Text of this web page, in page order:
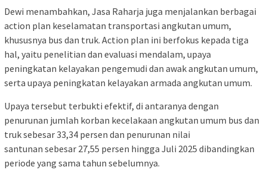
Dewi menambahkan, Jasa Raharja juga menjalankan berbagai
action plan keselamatan transportasi angkutan umum,
khususnya bus dan truk. Action plan ini berfokus kepada tiga
hal, yaitu penelitian dan evaluasi mendalam, upaya
peningkatan kelayakan pengemudi dan awak angkutan umum,
serta upaya peningkatan kelayakan armada angkutan umum.
Upaya tersebut terbukti efektif, di antaranya dengan
penurunan jumlah korban kecelakaan angkutan umum bus dan
truk sebesar 33,34 persen dan penurunan nilai
santunan sebesar 27,55 persen hingga Juli 2025 dibandingkan
periode yang sama tahun sebelumnya.